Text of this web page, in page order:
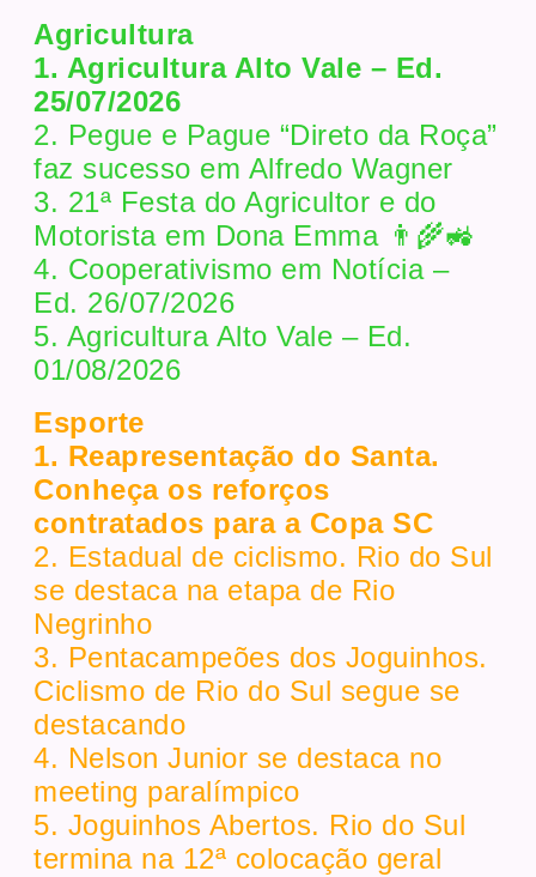
Agricultura
1. Agricultura Alto Vale – Ed.
25/07/2026
2. Pegue e Pague “Direto da Roça”
faz sucesso em Alfredo Wagner
3. 21ª Festa do Agricultor e do
Motorista em Dona Emma 👨‍🌾🚜
4. Cooperativismo em Notícia –
Ed. 26/07/2026
5. Agricultura Alto Vale – Ed.
01/08/2026
Esporte
1. Reapresentação do Santa.
Conheça os reforços
contratados para a Copa SC
2. Estadual de ciclismo. Rio do Sul
se destaca na etapa de Rio
Negrinho
3. Pentacampeões dos Joguinhos.
Ciclismo de Rio do Sul segue se
destacando
4. Nelson Junior se destaca no
meeting paralímpico
5. Joguinhos Abertos. Rio do Sul
termina na 12ª colocação geral